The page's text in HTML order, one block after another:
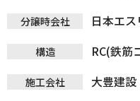
分譲時会社 日本エス
構造 RC(鉄筋
施工会社 大豊建設